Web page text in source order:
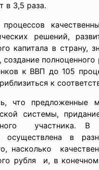
в 3,5 раза.
решений,
капитала в страну,
к ВВП до 105
к
что предложенные
системы,
участника. В
в
насколько
рубля и, в